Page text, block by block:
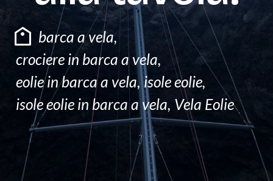
VITA DI BORDO
BLOG
F.A.Q
CONTATTI
barca a vela,
crociere in barca a vela,
eolie in barca a vela, isole eolie,
isole eolie in barca a vela, Vela Eolie